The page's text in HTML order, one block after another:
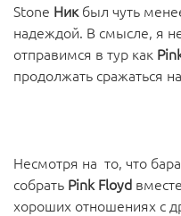
Stone Никбыл чуть
надеждой. В смысле, я
отправимся в тур как
продолжать сражаться
Несмотря на то, что
собрать Pink Floyd
хороших отношениях с